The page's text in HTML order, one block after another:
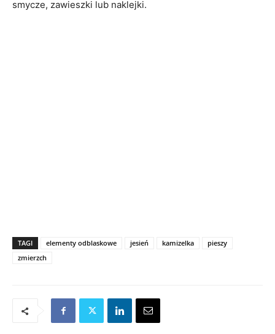
smycze, zawieszki lub naklejki.
TAGI elementy odblaskowe jesień kamizelka
pieszy
zmierzch